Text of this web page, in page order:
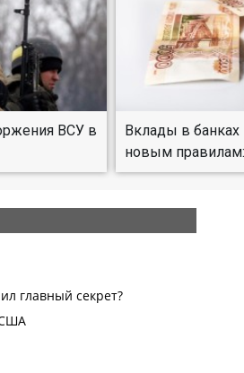
ВСУ в
Вклады в банках
новым правилам: